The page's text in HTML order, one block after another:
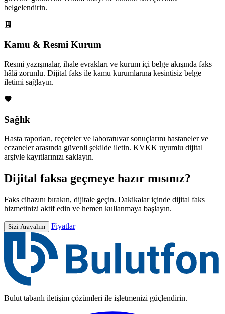
belgelendirin.
Kamu & Resmi Kurum
Resmi yazışmalar, ihale evrakları ve kurum içi belge akışında faks
hâlâ zorunlu. Dijital faks ile kamu kurumlarına kesintisiz belge
iletimi sağlayın.
Sağlık
Hasta raporları, reçeteler ve laboratuvar sonuçlarını hastaneler ve
eczaneler arasında güvenli şekilde iletin. KVKK uyumlu dijital
arşivle kayıtlarınızı saklayın.
Dijital faksa geçmeye hazır mısınız?
Faks cihazını bırakın, dijitale geçin. Dakikalar içinde dijital faks
hizmetinizi aktif edin ve hemen kullanmaya başlayın.
Sizi Arayalım Fiyatlar
Bulut tabanlı iletişim çözümleri ile işletmenizi güçlendirin.